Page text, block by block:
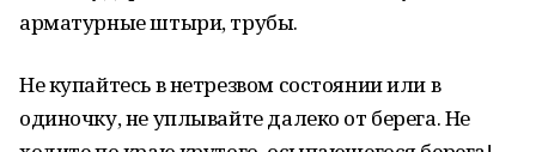
арматурные штыри, трубы.
Не купайтесь в нетрезвом состоянии или в
одиночку, не уплывайте далеко от берега. Не